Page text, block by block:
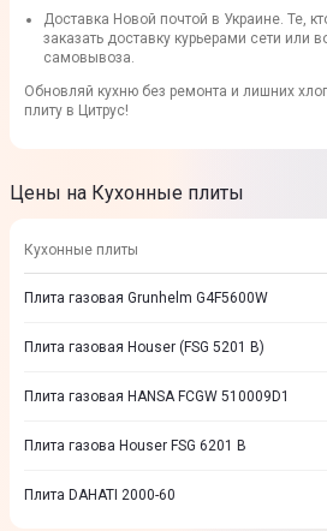
Доставка Новой почтой в Украине. Те,
заказать доставку курьерами сети или
самовывоза.
Обновляй кухню без ремонта и лишних
плиту в Цитрус!
Цены на Кухонные плиты
Кухонные плиты
Плита газовая Grunhelm G4F5600W
Плита газовая Houser (FSG 5201 B)
Плита газовая HANSA FCGW 510009D1
Плита газова Houser FSG 6201 B
Плита DAHATI 2000-60